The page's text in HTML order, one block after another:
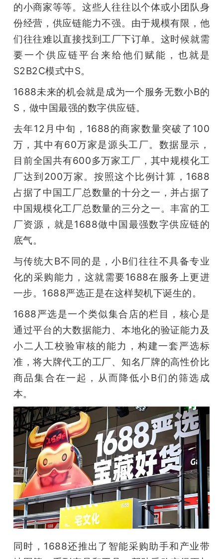
的小商家等等。这些人往往以个体或小团队身
份经营，供应链能力不强。由于规模有限，他
们往往难以直接找到工厂下订单。这时候就需
要一个供应链平台来给他们赋能，也就是
S2B2C模式中S。
1688未来的机会就是成为一个服务无数小B的
S，做中国最强的数字供应链。
去年12月中旬，1688的商家数量突破了100
万，其中有60万家是源头工厂。数据显示，
目前全国共有600多万家工厂，其中规模化工
厂达到200万家。按照这个比例计算，1688
占据了中国工厂总数量的十分之一，并占据了
中国规模化工厂总数量的三分之一。丰富的工
厂资源，就是1688做中国最强数字供应链的
底气。
与传统大B不同的是，小B们往往不具备专业
化的采购能力，这就需要1688在服务上更进
一步。1688严选正是在这样契机下诞生的。
1688严选是一个类似集合店的栏目，核心是
通过平台的大数据能力、本地化的验证能力及
小二人工校验审核的能力，构建一套严选标
准，将大牌代工的工厂、知名厂牌的高性价比
商品集合在一起，从而降低小B们的筛选成
本。
同时，1688还推出了智能采购助手和产业带